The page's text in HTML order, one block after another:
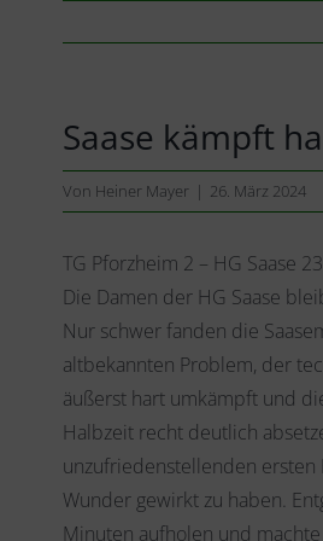
Saase kämpft
Von Heiner Mayer | 26. März 2024
TG Pforzheim 2 – HG Saase
Die Damen der HG Saase
Nur schwer fanden die
altbekannten Problem, der
äußerst hart umkämpft und
Halbzeit recht deutlich
unzufriedenstellenden ersten
Wunder gewirkt zu haben.
Minuten aufholen und